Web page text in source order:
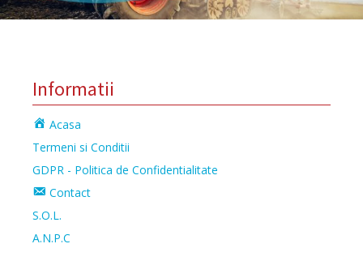
Informatii
Acasa
Termeni si Conditii
GDPR - Politica de Confidentialitate
Contact
S.O.L.
A.N.P.C